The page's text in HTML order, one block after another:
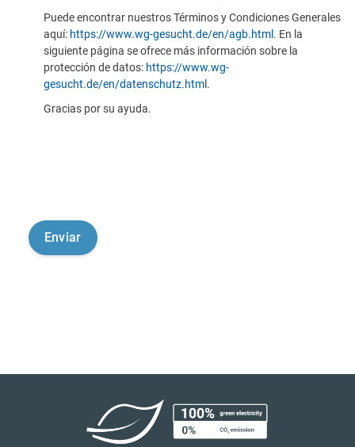
Puede encontrar nuestros Términos y Condiciones Generales
aquí: https://www.wg-gesucht.de/en/agb.html . En la
siguiente página se ofrece más información sobre la
protección de datos: https://www.wg-
gesucht.de/en/datenschutz.html .
Gracias por su ayuda.